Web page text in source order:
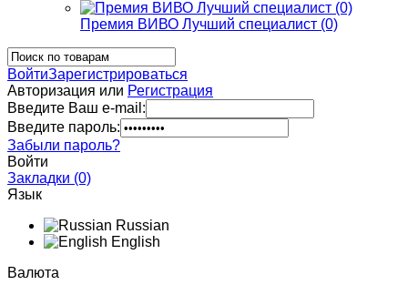
Премия ВИВО Лучший специалист (0)
ВойтиЗарегистрироваться
Авторизация или Регистрация
Введите Ваш e-mail:
Введите пароль:
Забыли пароль?
Войти
Закладки (0)
Язык
Russian
English
Валюта